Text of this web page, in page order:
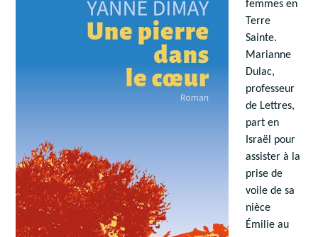
femmes en
Terre
Sainte.
Marianne
Dulac,
professeur
de Lettres,
part en
Israël pour
assister à la
prise de
voile de sa
nièce
Émilie au